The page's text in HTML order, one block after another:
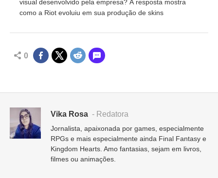
visual desenvolvido pela empresa? A resposta mostra
como a Riot evoluiu em sua produção de skins
0
Vika Rosa - Redatora
Jornalista, apaixonada por games, especialmente
RPGs e mais especialmente ainda Final Fantasy e
Kingdom Hearts. Amo fantasias, sejam em livros,
filmes ou animações.